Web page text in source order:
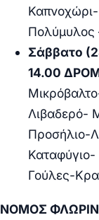
Πολύμυλος
Σάββατο
14.00
Λιβαδερό-
Προσήλιο-
Γούλες-
ΝΟΜΟΣ